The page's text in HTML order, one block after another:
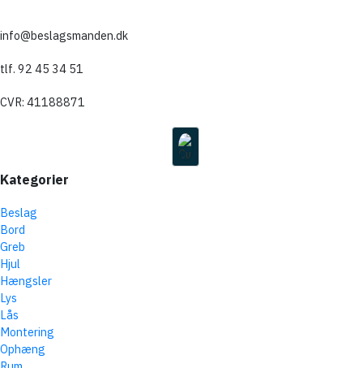
info@beslagsmanden.dk
tlf. 92 45 34 51
CVR: 41188871
Kategorier
Beslag
Bord
Greb
Hjul
Hængsler
Lys
Lås
Montering
Ophæng